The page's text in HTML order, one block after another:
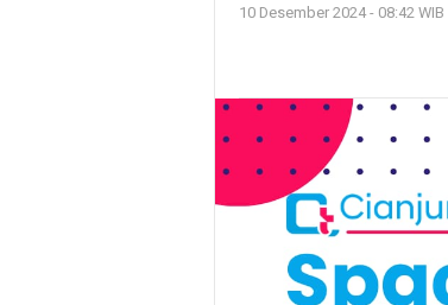
10 Desember 2024 - 08:42 WIB